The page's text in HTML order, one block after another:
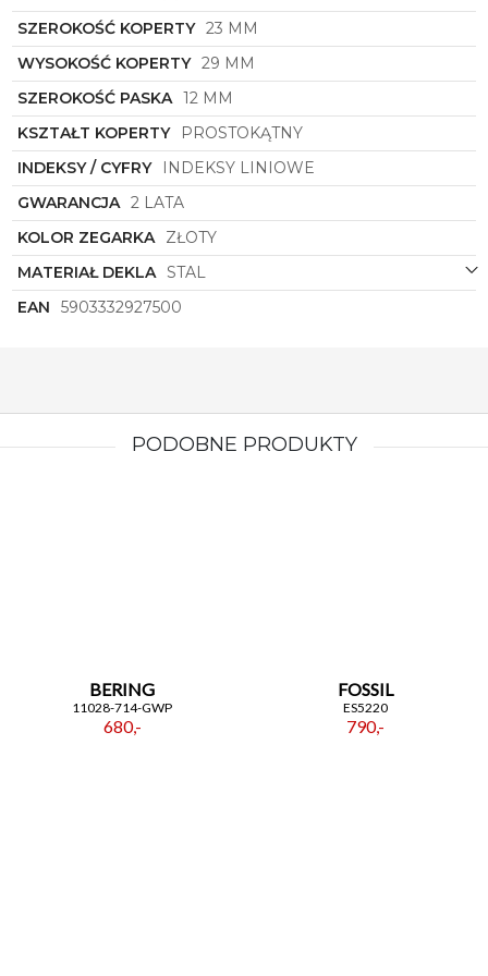
SZEROKOŚĆ KOPERTY 23 MM
WYSOKOŚĆ KOPERTY 29 MM
SZEROKOŚĆ PASKA 12 MM
KSZTAŁT KOPERTY
PROSTOKĄTNY
INDEKSY / CYFRY
INDEKSY LINIOWE
GWARANCJA 2 LATA
KOLOR ZEGARKA ZŁOTY
MATERIAŁ DEKLA STAL
EAN
5903332927500
PODOBNE PRODUKTY
BERING
11028-714-GWP
680,-
FOSSIL
ES5220
790,-